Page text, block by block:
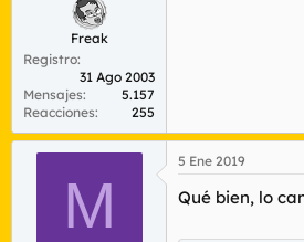
Freak
Registro
31 Ago 2003
Mensajes
5.157
Reacciones
255
M
5 Ene 2019
Qué bien, lo